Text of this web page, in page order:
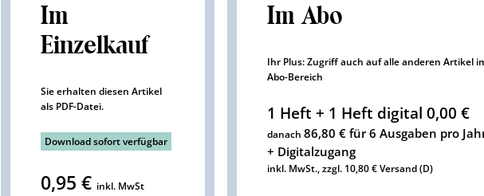
Im
Einzelkauf
Sie erhalten diesen Artikel
als PDF-Datei.
Download sofort verfügbar
0,95 € inkl. MwSt
Im Abo
Ihr Plus: Zugriff auch auf alle anderen Artikel
Abo-Bereich
1 Heft + 1 Heft digital 0,00 €
danach 86,80 € für 6 Ausgaben pro
+ Digitalzugang
inkl. MwSt., zzgl. 10,80 € Versand (D)